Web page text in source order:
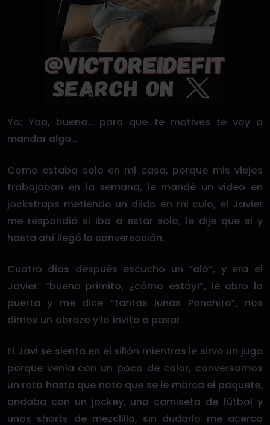
Yo: Yaa, buena… para que te motives te voy a
mandar algo…
Como estaba solo en mi casa, porque mis viejos
trabajaban en la semana, le mandé un video en
jockstraps metiendo un dildo en mi culo, el Javier
me respondió si iba a estar solo, le dije que si y
hasta ahí llegó la conversación.
Cuatro días después escucho un “aló”, y era el
Javier: “buena primito, ¿cómo estay!”, le abro la
puerta y me dice “tantas lunas Panchito”, nos
dimos un abrazo y lo invito a pasar.
El Javi se sienta en el sillón mientras le sirvo un jugo
porque venía con un poco de calor, conversamos
un rato hasta que noto que se le marca el paquete,
andaba con un jockey, una camiseta de fútbol y
unos shorts de mezclilla, sin dudarlo me acerco